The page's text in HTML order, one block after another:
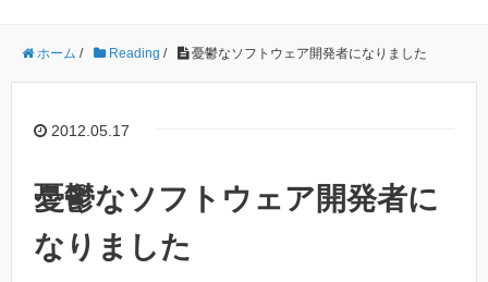
ホーム / Reading / 憂鬱なソフトウェア開発者になりました
2012.05.17
憂鬱なソフトウェア開発者に
なりました